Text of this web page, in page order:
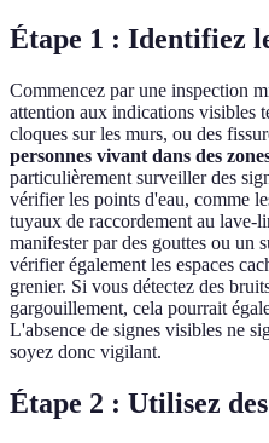
Étape 1 : Identifiez
Commencez par une inspection
attention aux indications visibles
cloques sur les murs, ou des
personnes vivant dans des
particulièrement surveiller des
vérifier les points d'eau, comme
tuyaux de raccordement au lave-
manifester par des gouttes ou un
vérifier également les espaces
grenier. Si vous détectez des
gargouillement, cela pourrait
L'absence de signes visibles ne
soyez donc vigilant.
Étape 2 : Utilisez